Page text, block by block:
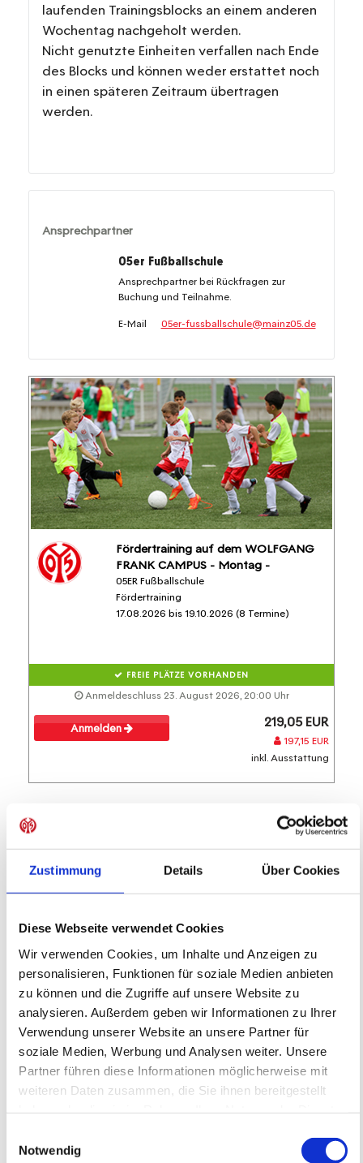
Zustimmung Details Über Cookies
Diese Webseite verwendet Cookies
Wir verwenden Cookies, um Inhalte und Anzeigen zu
personalisieren, Funktionen für soziale Medien anbieten
zu können und die Zugriffe auf unsere Website zu
analysieren. Außerdem geben wir Informationen zu Ihrer
Verwendung unserer Website an unsere Partner für
soziale Medien, Werbung und Analysen weiter. Unsere
Partner führen diese Informationen möglicherweise mit
weiteren Daten zusammen, die Sie ihnen bereitgestellt
Notwendig
laufenden Trainingsblocks an einem anderen
Wochentag nachgeholt werden.
Nicht genutzte Einheiten verfallen nach Ende
des Blocks und können weder erstattet noch
in einen späteren Zeitraum übertragen
werden.
Ansprechpartner
05er Fußballschule
Ansprechpartner bei Rückfragen zur
Buchung und Teilnahme.
E-Mail 05er-fussballschule@mainz05.de
Fördertraining auf dem WOLFGANG
FRANK CAMPUS - Montag -
05ER Fußballschule
Fördertraining
17.08.2026 bis 19.10.2026 (8 Termine)
FREIE PLÄTZE VORHANDEN
Anmeldeschluss 23. August 2026, 20:00 Uhr
Anmelden 219,05 EUR
197,15 EUR
inkl. Ausstattung
Diese Veranstaltungen könnten dich auch
MÄDCHEN Fördertraining auf dem
WOLFGANG FRANK CAMPUS -
Montag -